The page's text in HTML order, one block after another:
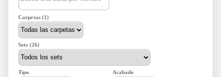
Carpetas (1)
Sets (26)
Tipo Acabado